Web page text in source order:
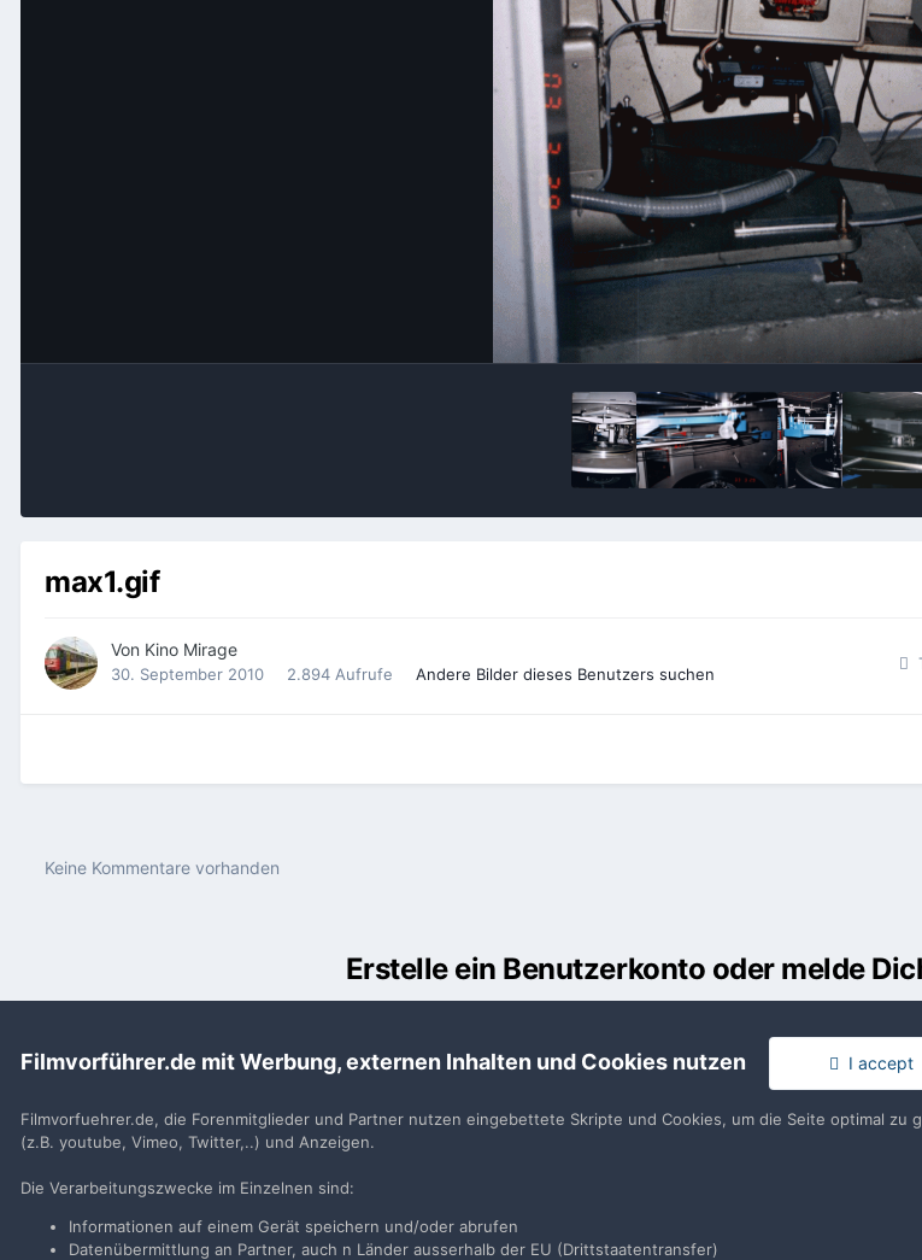
max1.gif
Von Kino Mirage
30. September 2010 2.894 Aufrufe Andere Bilder dieses Benutzers suchen
Keine Kommentare vorhanden
Erstelle ein Benutzerkonto oder melde
Neues Benutzerkonto für unsere Community erstellen. Es ist einfach!
Filmvorführer.de mit Werbung, externen Inhalten und Cookies nutzen I accept
Filmvorfuehrer.de, die Forenmitglieder und Partner nutzen eingebettete Skripte und Cookies, um die Seite optimal
(z.B. youtube, Vimeo, Twitter,..) und Anzeigen.
Die Verarbeitungszwecke im Einzelnen sind:
Informationen auf einem Gerät speichern und/oder abrufen
Datenübermittlung an Partner, auch n Länder ausserhalb der EU (Drittstaatentransfer)